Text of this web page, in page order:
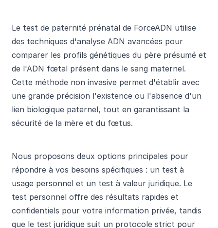
Le test de paternité prénatal de ForceADN utilise
des techniques d'analyse ADN avancées pour
comparer les profils génétiques du père présumé et
de l'ADN fœtal présent dans le sang maternel.
Cette méthode non invasive permet d'établir avec
une grande précision l'existence ou l'absence d'un
lien biologique paternel, tout en garantissant la
sécurité de la mère et du fœtus.
Nous proposons deux options principales pour
répondre à vos besoins spécifiques : un test à
usage personnel et un test à valeur juridique. Le
test personnel offre des résultats rapides et
confidentiels pour votre information privée, tandis
que le test juridique suit un protocole strict pour